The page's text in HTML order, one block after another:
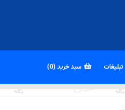
تبلیغات سبد خرید (0)